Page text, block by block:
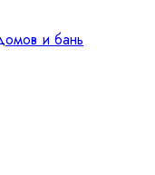
и бань